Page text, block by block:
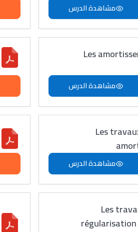
مشاهدة الدرس
Les
مشاهدة الدرس
Les
مشاهدة الدرس
Les